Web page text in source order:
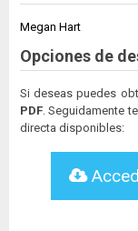
Megan Hart
Opciones de
Si deseas puedes
PDF . Seguidamente
directa disponibles: